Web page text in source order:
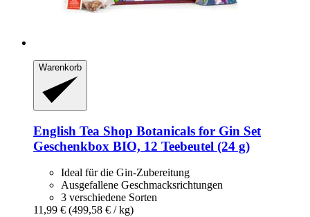
Warenkorb
English Tea Shop Botanicals for Gin Set
Geschenkbox BIO, 12 Teebeutel (24 g)
Ideal für die Gin-Zubereitung
Ausgefallene Geschmacksrichtungen
3 verschiedene Sorten
11,99 € (499,58 € / kg)